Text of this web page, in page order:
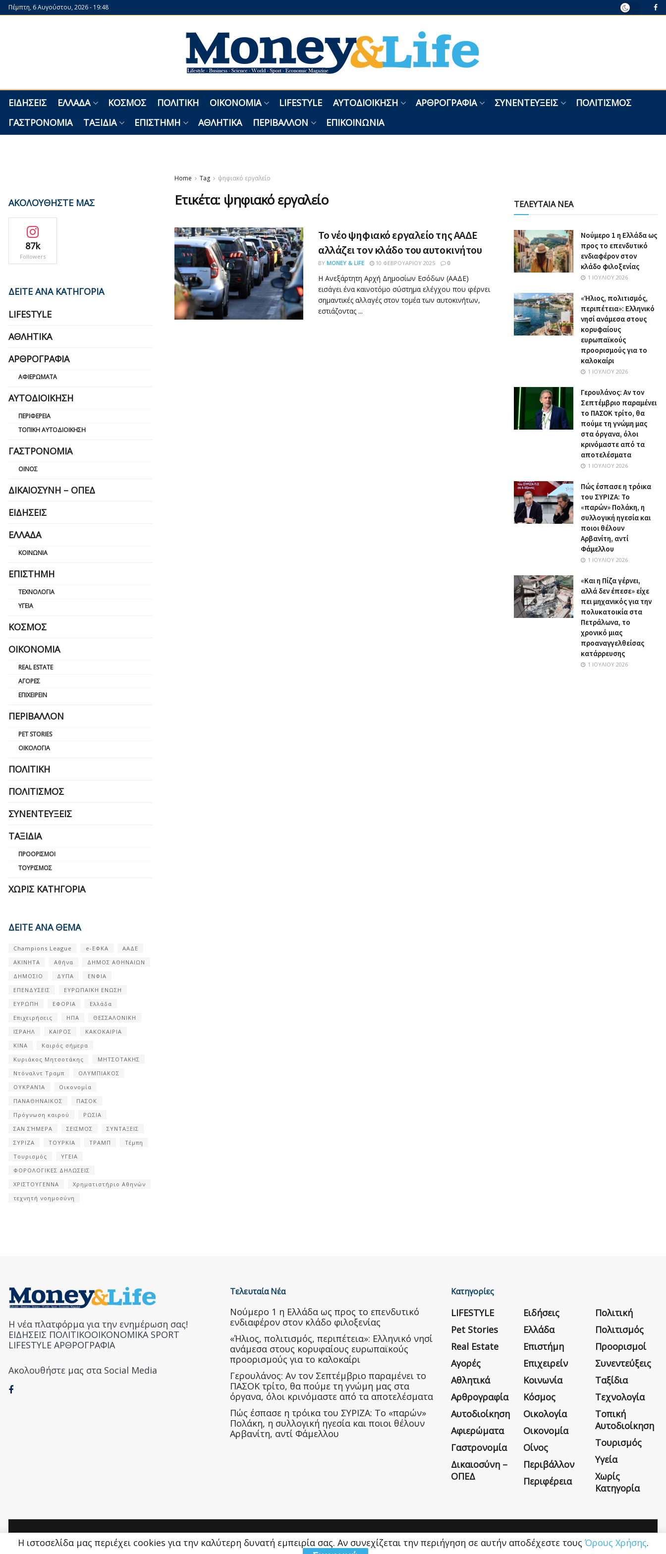
Πέμπτη, 6 Αυγούστου, 2026 - 19:48
ΕΙΔΉΣΕΙΣ ΕΛΛΆΔΑ ΚΌΣΜΟΣ ΠΟΛΙΤΙΚΉ ΟΙΚΟΝΟΜΊΑ LIFESTYLE ΑΥΤΟΔΙΟΊΚΗΣΗ ΑΡΘΡΟΓΡΑΦΊΑ ΣΥΝΕΝΤΕΎΞΕΙΣ
ΠΟΛΙΤΙΣΜΌΣ
ΓΑΣΤΡΟΝΟΜΊΑ
ΤΑΞΊΔΙΑ ΕΠΙΣΤΉΜΗ ΑΘΛΗΤΙΚΆ ΠΕΡΙΒΆΛΛΟΝ ΕΠΙΚΟΙΝΩΝΊΑ
Home Tag ψηφιακό εργαλείο
Ετικέτα: ψηφιακό εργαλείο
Το νέο ψηφιακό εργαλείο της ΑΑΔΕ
αλλάζει τον κλάδο του αυτοκινήτου
BY MONEY & LIFE 10 ΦΕΒΡΟΥΑΡΊΟΥ 2025 0
Η Ανεξάρτητη Αρχή Δημοσίων Εσόδων (ΑΑΔΕ)
εισάγει ένα καινοτόμο σύστημα ελέγχου που φέρνει
σημαντικές αλλαγές στον τομέα των αυτοκινήτων,
εστιάζοντας ...
ΑΚΟΛΟΥΘΗΣΤΕ ΜΑΣ
87k
Followers
ΔΕΙΤΕ ΑΝΑ ΚΑΤΗΓΟΡΙΑ
LIFESTYLE
ΑΘΛΗΤΙΚΆ
ΑΡΘΡΟΓΡΑΦΊΑ
ΑΦΙΕΡΏΜΑΤΑ
ΑΥΤΟΔΙΟΊΚΗΣΗ
ΠΕΡΙΦΈΡΕΙΑ
ΤΟΠΙΚΉ ΑΥΤΟΔΙΟΊΚΗΣΗ
ΓΑΣΤΡΟΝΟΜΊΑ
ΟΊΝΟΣ
ΔΙΚΑΙΟΣΎΝΗ – ΟΠΕΔ
ΕΙΔΉΣΕΙΣ
ΕΛΛΆΔΑ
ΚΟΙΝΩΝΊΑ
ΕΠΙΣΤΉΜΗ
ΤΕΧΝΟΛΟΓΊΑ
ΥΓΕΊΑ
ΚΌΣΜΟΣ
ΟΙΚΟΝΟΜΊΑ
REAL ESTATE
ΑΓΟΡΈΣ
ΕΠΙΧΕΙΡΕΊΝ
ΠΕΡΙΒΆΛΛΟΝ
PET STORIES
ΟΙΚΟΛΟΓΊΑ
ΠΟΛΙΤΙΚΉ
ΠΟΛΙΤΙΣΜΌΣ
ΣΥΝΕΝΤΕΎΞΕΙΣ
ΤΑΞΊΔΙΑ
ΠΡΟΟΡΙΣΜΟΊ
ΤΟΥΡΙΣΜΌΣ
ΧΩΡΊΣ ΚΑΤΗΓΟΡΊΑ
ΔΕΙΤΕ ΑΝΑ ΘΕΜΑ
Champions League e-ΕΦΚΑ
ΑΑΔΕ
ΑΚΙΝΗΤΑ
Αθήνα
ΔΗΜΟΣ ΑΘΗΝΑΙΩΝ
ΔΗΜΟΣΙΟ
ΔΥΠΑ
ΕΝΦΙΑ
ΕΠΕΝΔΥΣΕΙΣ
ΕΥΡΩΠΑΪΚΗ ΕΝΩΣΗ
ΕΥΡΩΠΗ
ΕΦΟΡΙΑ
Ελλάδα
Επιχειρήσεις
ΗΠΑ
ΘΕΣΣΑΛΟΝΙΚΗ
ΙΣΡΑΗΛ
ΚΑΙΡΟΣ
ΚΑΚΟΚΑΙΡΙΑ
ΚΙΝΑ
Καιρός σήμερα
Κυριάκος Μητσοτάκης
ΜΗΤΣΟΤΑΚΗΣ
Ντόναλντ Τραμπ
ΟΛΥΜΠΙΑΚΟΣ
ΟΥΚΡΑΝΊΑ
Οικονομία
ΠΑΝΑΘΗΝΑΙΚΟΣ
ΠΑΣΟΚ
Πρόγνωση καιρού
ΡΩΣΙΑ
ΣΑΝ ΣΉΜΕΡΑ
ΣΕΙΣΜΟΣ
ΣΥΝΤΑΞΕΙΣ
ΣΥΡΙΖΑ
ΤΟΥΡΚΙΑ ΤΡΑΜΠ
Τέμπη
Τουρισμός
ΥΓΕΙΑ
ΦΟΡΟΛΟΓΙΚΕΣ ΔΗΛΩΣΕΙΣ
ΧΡΙΣΤΟΥΓΕΝΝΑ
Χρηματιστήριο Αθηνών
τεχνητή νοημοσύνη
ΤΕΛΕΥΤΑΙΑ ΝΕΑ
Nούμερο 1 η Ελλάδα ως
προς το επενδυτικό
ενδιαφέρον στον
κλάδο φιλοξενίας
1 ΙΟΥΛΊΟΥ 2026
«Ήλιος, πολιτισμός,
περιπέτεια»: Ελληνικό
νησί ανάμεσα στους
κορυφαίους
ευρωπαϊκούς
προορισμούς για το
καλοκαίρι
1 ΙΟΥΛΊΟΥ 2026
Γερουλάνος: Αν τον
Σεπτέμβριο παραμένει
το ΠΑΣΟΚ τρίτο, θα
πούμε τη γνώμη μας
στα όργανα, όλοι
κρινόμαστε από τα
αποτελέσματα
1 ΙΟΥΛΊΟΥ 2026
Πώς έσπασε η τρόικα
του ΣΥΡΙΖΑ: Το
«παρών» Πολάκη, η
συλλογική ηγεσία και
ποιοι θέλουν
Αρβανίτη, αντί
Φάμελλου
1 ΙΟΥΛΊΟΥ 2026
«Και η Πίζα γέρνει,
αλλά δεν έπεσε» είχε
πει μηχανικός για την
πολυκατοικία στα
Πετράλωνα, το
χρονικό μιας
προαναγγελθείσας
κατάρρευσης
1 ΙΟΥΛΊΟΥ 2026
Η νέα πλατφόρμα για την ενημέρωση σας!
ΕΙΔΗΣΕΙΣ ΠΟΛΙΤΙΚΟΟΙΚΟΝΟΜΙΚΑ SPORT
LIFESTYLE ΑΡΘΡΟΓΡΑΦΙΑ
Ακολουθήστε μας στα Social Media
Τελευταία Νέα
Nούμερο 1 η Ελλάδα ως προς το επενδυτικό
ενδιαφέρον στον κλάδο φιλοξενίας
«Ήλιος, πολιτισμός, περιπέτεια»: Ελληνικό νησί
ανάμεσα στους κορυφαίους ευρωπαϊκούς
προορισμούς για το καλοκαίρι
Γερουλάνος: Αν τον Σεπτέμβριο παραμένει το
ΠΑΣΟΚ τρίτο, θα πούμε τη γνώμη μας στα
όργανα, όλοι κρινόμαστε από τα αποτελέσματα
Πώς έσπασε η τρόικα του ΣΥΡΙΖΑ: Το «παρών»
Πολάκη, η συλλογική ηγεσία και ποιοι θέλουν
Αρβανίτη, αντί Φάμελλου
Κατηγορίες
LIFESTYLE
Pet Stories
Real Estate
Αγορές
Αθλητικά
Αρθρογραφία
Αυτοδιοίκηση
Αφιερώματα
Γαστρονομία
Δικαιοσύνη –
ΟΠΕΔ
Ειδήσεις
Ελλάδα
Επιστήμη
Επιχειρείν
Κοινωνία
Κόσμος
Οικολογία
Οικονομία
Οίνος
Περιβάλλον
Περιφέρεια
Πολιτική
Πολιτισμός
Προορισμοί
Συνεντεύξεις
Ταξίδια
Τεχνολογία
Τοπική
Αυτοδιοίκηση
Τουρισμός
Υγεία
Χωρίς
Κατηγορία
Η εταιρεία Όροι Χρήσης Επικοινωνία
Η ιστοσελίδα μας περιέχει cookies για την καλύτερη δυνατή εμπειρία σας. Αν συνεχίζεται την περιήγηση σε αυτήν αποδέχεστε τους Όρους Χρήσης.